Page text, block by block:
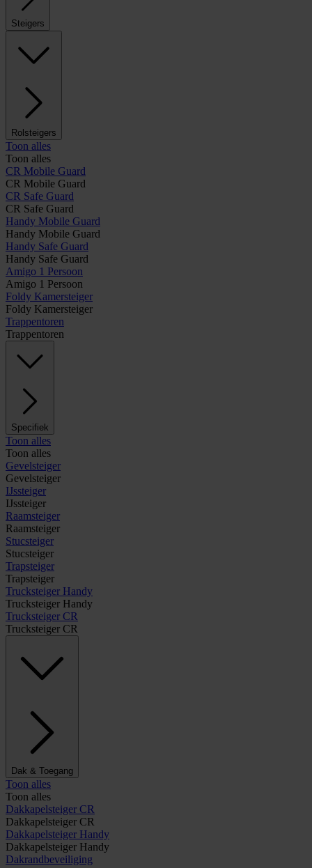
Steigers
Rolsteigers
Toon alles
Toon alles
CR Mobile Guard
CR Mobile Guard
CR Safe Guard
CR Safe Guard
Handy Mobile Guard
Handy Mobile Guard
Handy Safe Guard
Handy Safe Guard
Amigo 1 Persoon
Amigo 1 Persoon
Foldy Kamersteiger
Foldy Kamersteiger
Trappentoren
Trappentoren
Specifiek
Toon alles
Toon alles
Gevelsteiger
Gevelsteiger
IJssteiger
IJssteiger
Raamsteiger
Raamsteiger
Stucsteiger
Stucsteiger
Trapsteiger
Trapsteiger
Trucksteiger Handy
Trucksteiger Handy
Trucksteiger CR
Trucksteiger CR
Dak & Toegang
Toon alles
Toon alles
Dakkapelsteiger CR
Dakkapelsteiger CR
Dakkapelsteiger Handy
Dakkapelsteiger Handy
Dakrandbeveiliging